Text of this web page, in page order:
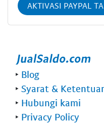
AKTIVASI PAYPAL
‣ Blog
‣ Syarat &
‣ Hubungi kami
‣ Privacy Policy